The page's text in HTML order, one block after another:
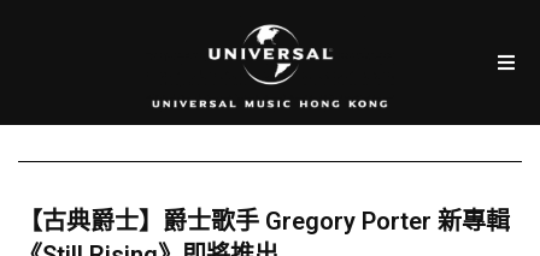
【古典爵士】爵士歌手 Gregory Porter 新專輯